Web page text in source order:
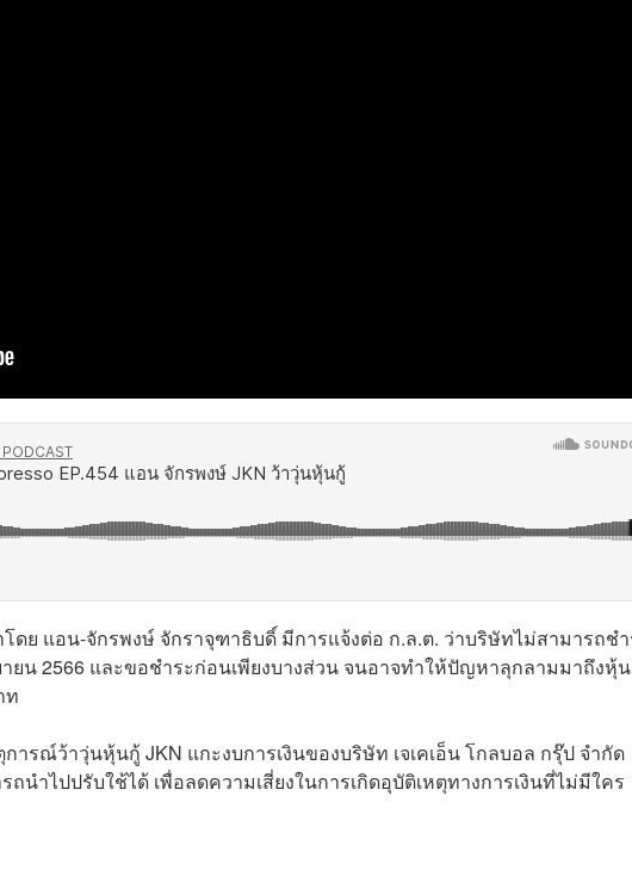
ดย แอน-จักรพงษ์ จักราจุฑาธิบดิ์ มีการแจ้งต่อ ก.ล.ต. ว่าบริษัทไม่สามารถช
ยน 2566 และขอชำระก่อนเพียงบางส่วน จนอาจทำให้ปัญหาลุกลามมาถึงหุ้
ท
การณ์ว้าวุ่นหุ้นกู้ JKN แกะงบการเงินของบริษัท เจเคเอ็น โกลบอล กรุ๊ป จำกัด
นำไปปรับใช้ได้ เพื่อลดความเสี่ยงในการเกิดอุบัติเหตุทางการเงินที่ไม่มีใคร